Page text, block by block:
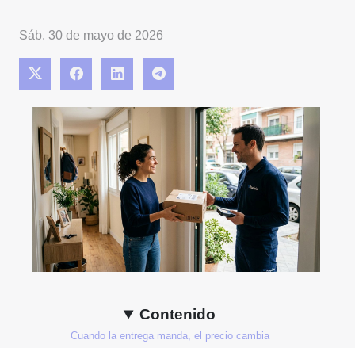
Sáb. 30 de mayo de 2026
Contenido
Cuando la entrega manda, el precio cambia